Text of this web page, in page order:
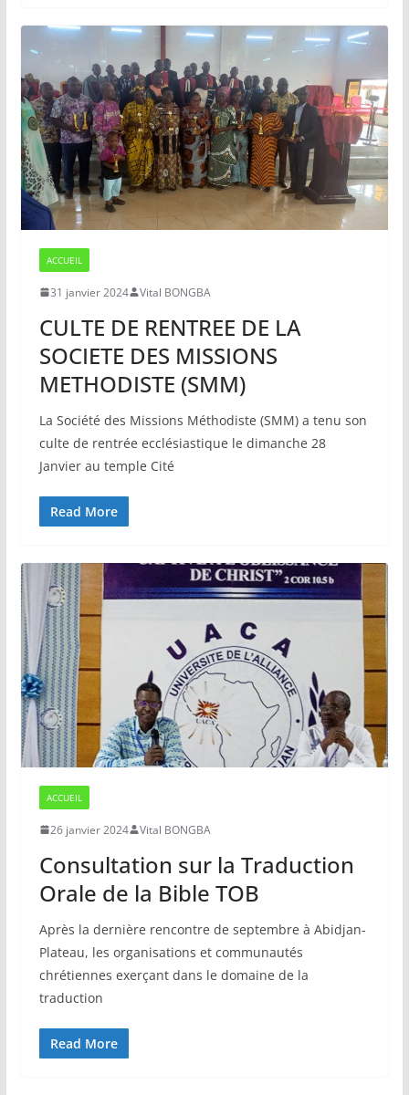
ACCUEIL
31 janvier 2024 Vital BONGBA
CULTE DE RENTREE DE LA
SOCIETE DES MISSIONS
METHODISTE (SMM)
La Société des Missions Méthodiste (SMM) a tenu son
culte de rentrée ecclésiastique le dimanche 28
Janvier au temple Cité
Read More
ACCUEIL
26 janvier 2024 Vital BONGBA
Consultation sur la Traduction
Orale de la Bible TOB
Après la dernière rencontre de septembre à Abidjan-
Plateau, les organisations et communautés
chrétiennes exerçant dans le domaine de la
traduction
Read More